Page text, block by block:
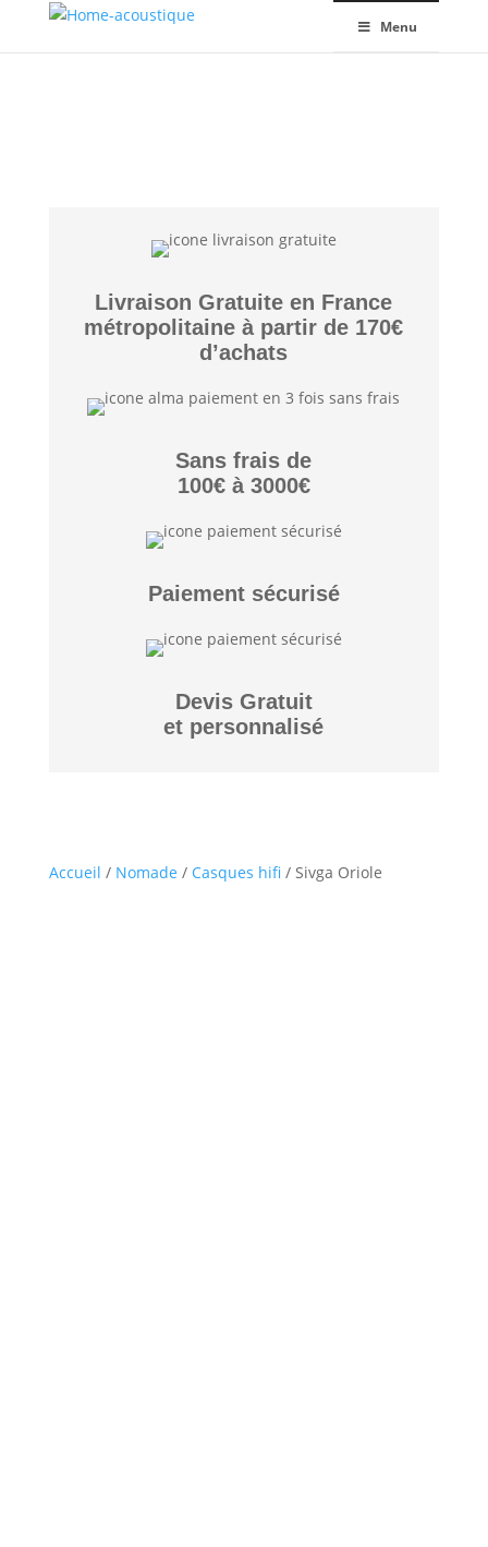
Menu
Livraison Gratuite en France
métropolitaine à partir de 170€
d’achats
Sans frais de
100€ à 3000€
Paiement sécurisé
Devis Gratuit
et personnalisé
Accueil / Nomade / Casques hifi / Sivga Oriole